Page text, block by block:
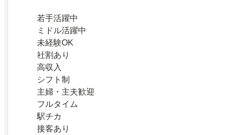
若手活躍中
ミドル活躍中
未経験OK
社割あり
高収入
シフト制
主婦・主夫歓迎
フルタイム
駅チカ
接客あり